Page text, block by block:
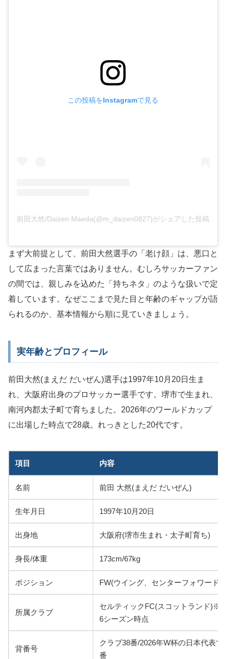
この投稿をInstagramで見る
前田大然/Daizen Maeda(@m_daizen0827)がシェアした投稿
まず大前提として、前田大然選手の「老け顔」は、悪口と
して広まった言葉ではありません。むしろサッカーファン
の間では、親しみを込めた「持ちネタ」のような扱いで定
着しています。なぜここまで見た目と年齢のギャップが語
られるのか、基本情報から順に見ていきましょう。
実年齢とプロフィール
前田大然(まえだ だいぜん)選手は1997年10月20日生ま
れ、大阪府出身のプロサッカー選手です。堺市で生まれ、
南河内郡太子町で育ちました。2026年のワールドカップ
に出場した時点で28歳。れっきとした20代です。
項目 内容
名前 前田 大然(まえだ だいぜん)
生年月日 1997年10月20日
出身地 大阪府(堺市生まれ・太子町育ち)
身長/体重 173cm/67kg
ポジション FW(ウイング、センターフォワード)/
所属クラブ
セルティックFC(スコットランド
6シーズン時点
背番号
クラブ38番/2026年W杯の日本代表で
番